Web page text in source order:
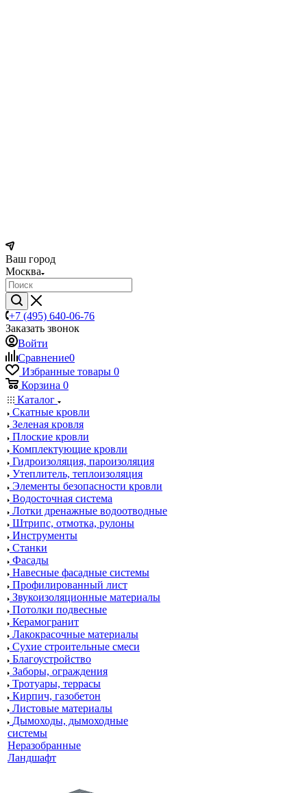
Ваш город
Москва
+7 (495) 640-06-76
Заказать звонок
Войти
Сравнение0
Избранные товары 0
Корзина 0
Каталог
Скатные кровли
Зеленая кровля
Плоские кровли
Комплектующие кровли
Гидроизоляция, пароизоляция
Утеплитель, теплоизоляция
Элементы безопасности кровли
Водосточная система
Лотки дренажные водоотводные
Штрипс, отмотка, рулоны
Инструменты
Станки
Фасады
Навесные фасадные системы
Профилированный лист
Звукоизоляционные материалы
Потолки подвесные
Керамогранит
Лакокрасочные материалы
Сухие строительные смеси
Благоустройство
Заборы, ограждения
Тротуары, террасы
Кирпич, газобетон
Листовые материалы
Дымоходы, дымоходные
системы
Неразобранные
Ландшафт